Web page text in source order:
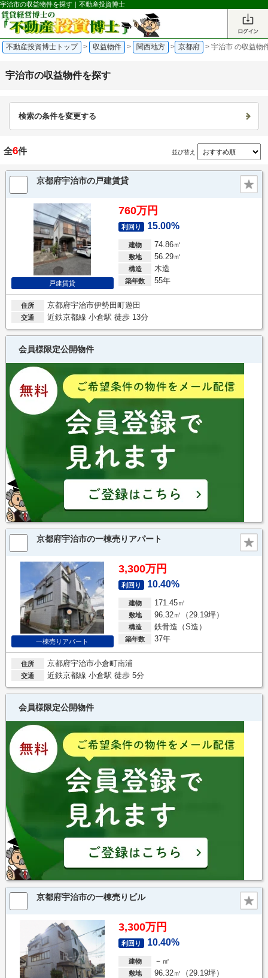
宇治市の収益物件を探す｜不動産投資博士
不動産投資博士トップ > 収益物件 > 関西地方 > 京都府 > 宇治市 の収益物
宇治市の収益物件を探す
検索の条件を変更する
全6件 並び替え
京都府宇治市の戸建賃貸
戸建賃貸
760万円
利回り 15.00%
建物 74.86㎡
敷地 56.29㎡
構造 木造
築年数 55年
住所 京都府宇治市伊勢田町遊田
交通 近鉄京都線 小倉駅 徒歩 13分
会員様限定公開物件
京都府宇治市の一棟売りアパート
一棟売りアパート
3,300万円
利回り 10.40%
建物 171.45㎡
敷地 96.32㎡（29.19坪）
構造 鉄骨造（S造）
築年数 37年
住所 京都府宇治市小倉町南浦
交通 近鉄京都線 小倉駅 徒歩 5分
会員様限定公開物件
京都府宇治市の一棟売りビル
3,300万円
利回り 10.40%
建物 －㎡
敷地 96.32㎡（29.19坪）